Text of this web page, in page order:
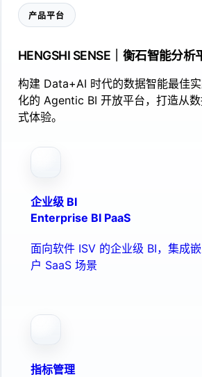
产品平台
HENGSHI SENSE｜衡石智能分析
构建 Data+AI 时代的数据智能最佳
化的 Agentic BI 开放平台，打造从
式体验。
企业级 BI
Enterprise BI PaaS
面向软件 ISV 的企业级 BI，集成
户 SaaS 场景
指标管理